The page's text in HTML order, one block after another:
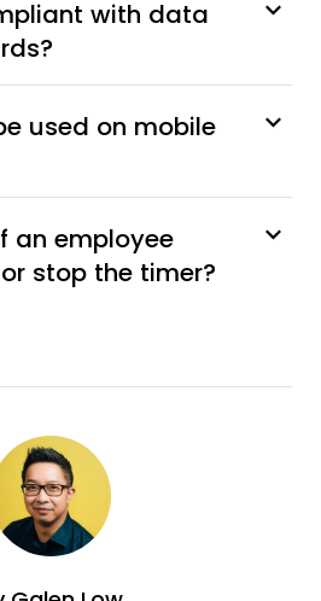
with data
used on mobile
an employee
stop the timer?